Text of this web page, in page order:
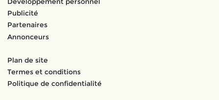
Publicité
Partenaires
Annonceurs
Plan de site
Termes et conditions
Politique de confidentialité